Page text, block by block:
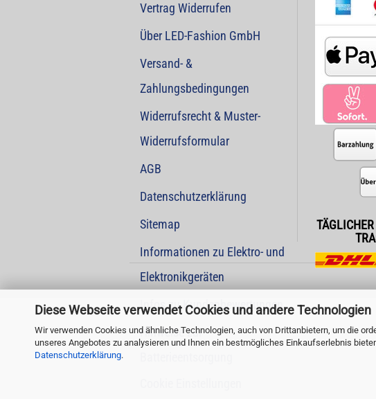
Diese Webseite verwendet Cookies und andere Technologien
Wir verwenden Cookies und ähnliche Technologien, auch von Drittanbietern, um die
unseres Angebotes zu analysieren und Ihnen ein bestmögliches Einkaufserlebnis
Datenschutzerklärung.
Vertrag Widerrufen
Über LED-Fashion GmbH
Versand- &
Zahlungsbedingungen
Widerrufsrecht & Muster-
Widerrufsformular
AGB
Datenschutzerklärung
Sitemap
Informationen zu Elektro- und
Elektronikgeräten
Infos zu Kundenbewertungen
Hinweise zur